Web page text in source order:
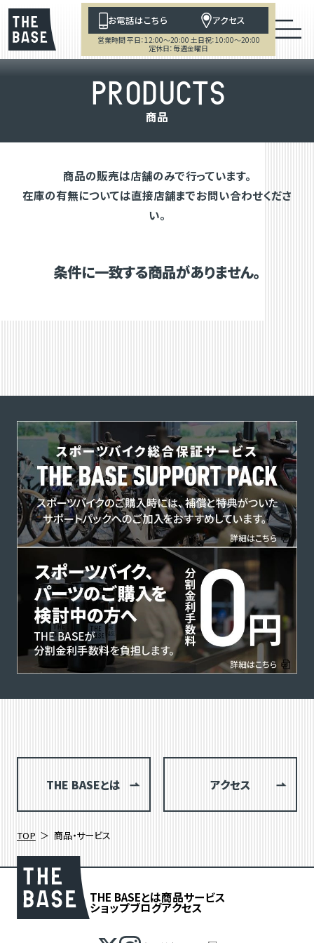
お電話はこちら アクセス
営業時間 平日：12:00～20:00 土日祝：10:00～20:00
定休日：毎週金曜日
PRODUCTS
商品
商品の販売は店舗のみで行っています。
在庫の有無については直接店舗までお問い合わせくださ
い。
条件に一致する商品がありません。
THE BASEとは アクセス
TOP 商品・サービス
THE BASEとは商品サービス
ショップブログアクセス